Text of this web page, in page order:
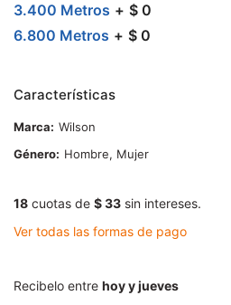
3.400 Metros $ 0
6.800 Metros $ 0
Características
Marca
Wilson
Género
Hombre, Mujer
18 cuotas de $ 33 sin intereses.
Ver todas las formas de pago
Recibelo entre hoy y jueves